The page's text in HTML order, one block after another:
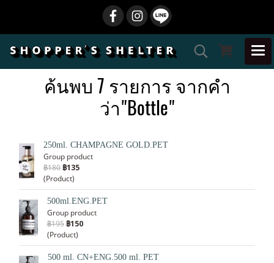
ค้นพบ 7 รายการ จากคำ
ว่า"Bottle"
250ml. CHAMPAGNE GOLD.PET
Group product
฿180 ฿135
(Product)
500ml.ENG.PET
Group product
฿195 ฿150
(Product)
500 ml. CN+ENG.500 ml. PET